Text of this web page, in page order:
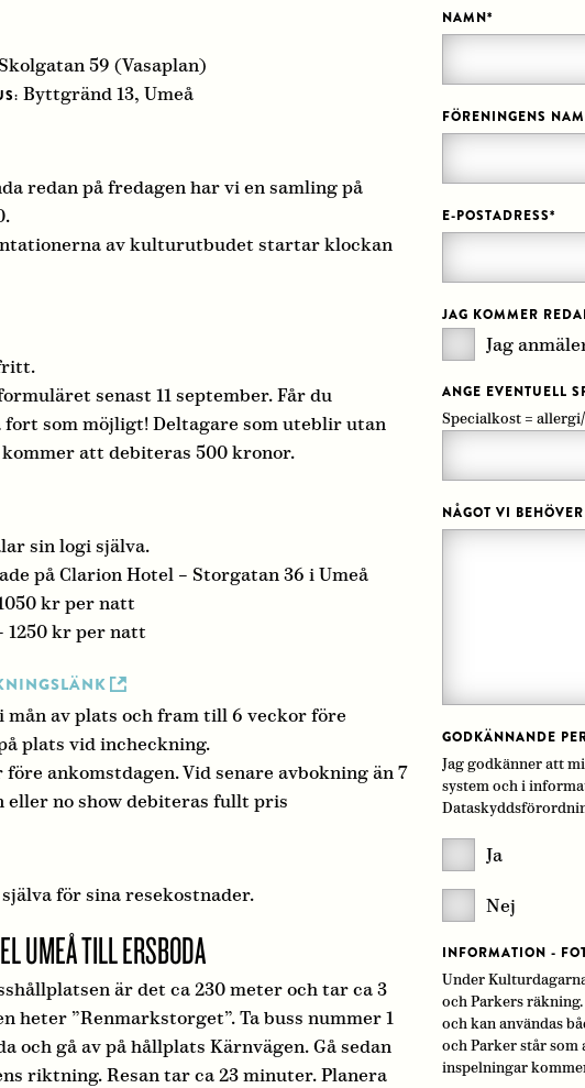
Skolgatan 59 (Vasaplan)
Byttgränd 13, Umeå
redan på fredagen har vi en samling på
av kulturutbudet startar klockan
senast 11 september. Får du
som möjligt! Deltagare som uteblir utan
att debiteras 500 kronor.
sin logi själva.
på Clarion Hotel – Storgatan 36 i Umeå
kr per natt
1250 kr per natt
av plats och fram till 6 veckor före
plats vid incheckning.
ankomstdagen. Vid senare avbokning än 7
eller no show debiteras fullt pris‎
för sina resekostnader.
UMEÅ TILL ERSBODA
är det ca 230 meter och tar ca 3
heter ”Renmarkstorget”. Ta buss nummer 1
och gå av på hållplats Kärnvägen. Gå sedan
riktning. Resan tar ca 23 minuter. Planera
NAMN*
FÖRENINGENS
E-POSTADRESS*
JAG KOMMER
Jag
ANGE EVENTUELL
Specialkost =
NÅGOT VI
GODKÄNNANDE
Jag godkänner att
system och i
Ja
Nej
INFORMATION -
Under
och Parkers
och kan användas
och Parker står
inspelningar